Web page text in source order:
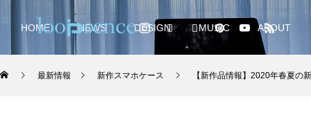
HOME NEWS DESIGN MUSIC ABOUT
最新情報 新作スマホケース 【新作品情報】2020年春夏の